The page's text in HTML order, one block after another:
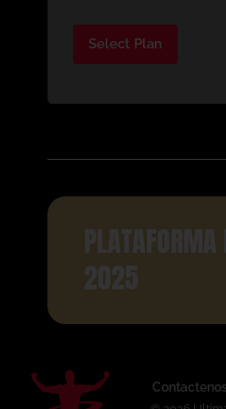
Select Plan
PLATAFORMA
2025
Contactenos